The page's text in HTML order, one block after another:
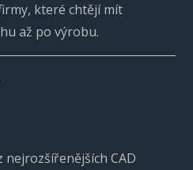
které chtějí mít
až po výrobu.
nejrozšířenějších CAD